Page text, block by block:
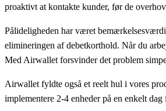
proaktivt at kontakte kunder, før de
Pålideligheden har været
elimineringen af debetkorthold. Når du
Med Airwallet forsvinder det problem
Airwallet fyldte også et reelt hul i vores
implementere 2-4 enheder på en enkelt